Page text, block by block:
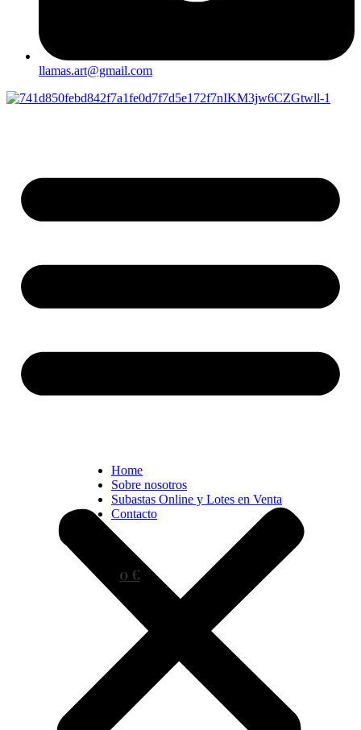
llamas.art@gmail.com
Home
Sobre nosotros
Subastas Online y Lotes en Venta
Contacto
0 €